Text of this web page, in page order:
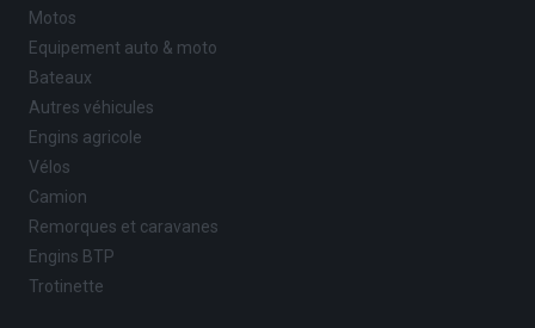
Motos
Equipement auto & moto
Bateaux
Autres véhicules
Engins agricole
Vélos
Camion
Remorques et caravanes
Engins BTP
Trotinette